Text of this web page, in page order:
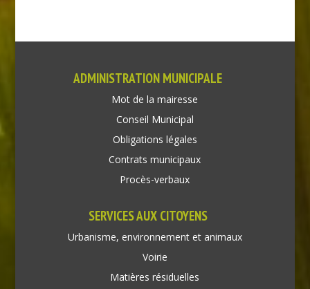
ADMINISTRATION MUNICIPALE
Mot de la mairesse
Conseil Municipal
Obligations légales
Contrats municipaux
Procès-verbaux
SERVICES AUX CITOYENS
Urbanisme, environnement et animaux
Voirie
Matières résiduelles